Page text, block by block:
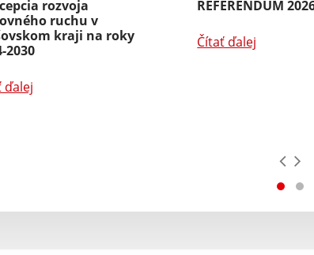
rozvoja
ruchu v
kraji na roky
2030
ďalej
REFERENDUM
Čítať ďalej